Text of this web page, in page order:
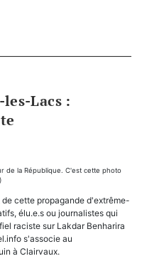
Lacs :
de la République. C'est cette photo
cette propagande d'extrême-
élu.e.s ou journalistes qui
raciste sur Lakdar Benharira
s'associe au
à Clairvaux.